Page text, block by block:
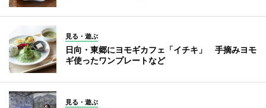
見る・遊ぶ
日向・東郷にヨモギカフェ「イチキ」 手摘みヨモ
ギ使ったワンプレートなど
見る・遊ぶ